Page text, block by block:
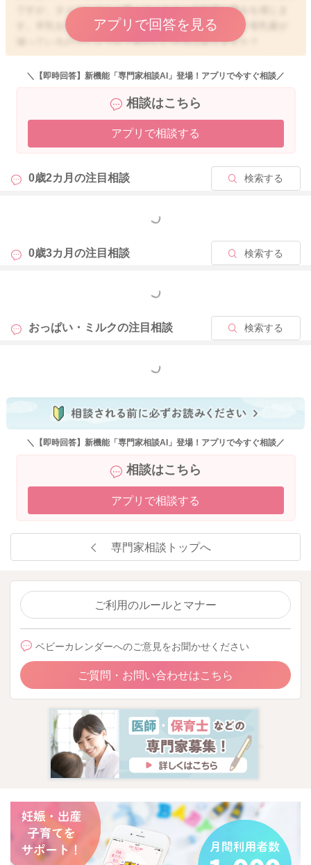
ですが、タイミングよく吸ってくれると反対側に痛みを感じま
す。卒乳をせずに吸ってもらうのが良いでしょうか？母乳量が
減っているのでしょうか？何かいい方法はありますか？
→お子さんがあまりおっぱいを長く飲まなくなったことがご心
配になりましたね。2〜3ヶ月のお子さんですと、遊び飲みの時
様々なものに興味が出てきたり、おっぱいを飲むことにも慣れ
てきます。生後2〜3ヶ月を過ぎると、お子さんの満腹中枢も発
達してきて、短時間で上手に必要な量のおっぱいを飲めるよう
飲まなくなってしまったり、集中して飲まなくなったとお感じ
になるママさんも多いかと思います。 この時期のお子さんの哺
は、一般的に1日6回以上おしっこがあり、1日18〜30gの体重増
りの体重増加がみられていれば、哺乳量の不足はないと言われ
ていますよ。まりさんのお子さんの体重増加は分かりません
たら授乳を終わりにしたり、少し授乳間隔を空けて、しっかり
とお子さんのお腹が空くのを待ってから授乳なさるようにして
もいいかもしれません。また、お子さんの運動量や活動量が増
溢れなくなり交換を忘れていてしていません。ふとネットで交
た。何か細菌が身体に入り感染したりするのでしょうか？どの
→母乳パッドの交換についてですね。どの程度で母乳パッドが
汚れるかは個人差があると思いますので、一概にどのくらいの
時間と決まりがあるわけではないのですが、おっぱいで汚れて
状況ですので、おっぱいで汚れている場合には、授乳毎に変え
うに思います。おっぱいで汚れているのに、何時間も放置した
りすることがなければ、お子さんの健康被害が出るようなこと
また、大変恐縮ですが、ベビーカレンダー事務局から、以下の
ような連絡を受けておりますので、お手間をおかけして申し訳
ありませんが、下記をお読みいただき、ご理解いただけますと
幸いです。
【1つの投稿に質問はひとつでお願いいたします】
こんにちは、ベビーカレンダー事務局です。 いつもベビーカレ
ンダーの専門家相談コーナーをご利用くださいましてありがと
大変恐縮ではございますが、こちらのコーナーでは「専門家相
談ご利用ガイド」に記載しておりますとおり、 「1つの投稿に
質問はひとつ」でお願いをしております。
アプリで回答を見る
＼【即時回答】新機能「専門家相談AI」登場！アプリで今すぐ相談／
相談はこちら
アプリで相談する
0歳2カ月の注目相談 検索する
もっと見る
0歳3カ月の注目相談 検索する
もっと見る
おっぱい・ミルクの注目相談 検索する
もっと見る
＼【即時回答】新機能「専門家相談AI」登場！アプリで今すぐ相談／
相談はこちら
アプリで相談する
専門家相談トップへ
ご利用のルールとマナー
ベビーカレンダーへのご意見をお聞かせください
ご質問・お問い合わせはこちら